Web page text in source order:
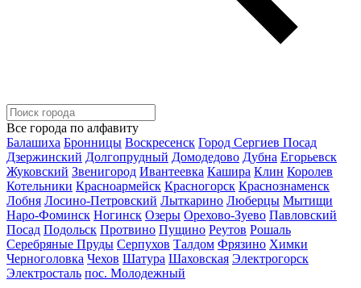
Все города по алфавиту
Балашиха Бронницы Воскресенск Город Сергиев Посад
Дзержинский Долгопрудный Домодедово Дубна Егорьевск
Жуковский Звенигород Ивантеевка Кашира Клин Королев
Котельники Красноармейск Красногорск Краснознаменск
Лобня Лосино-Петровский Лыткарино Люберцы Мытищи
Наро-Фоминск Ногинск Озеры Орехово-Зуево Павловский
Посад Подольск Протвино Пущино Реутов Рошаль
Серебряные Пруды Серпухов Талдом Фрязино Химки
Черноголовка Чехов Шатура Шаховская Электрогорск
Электросталь пос. Молодежный